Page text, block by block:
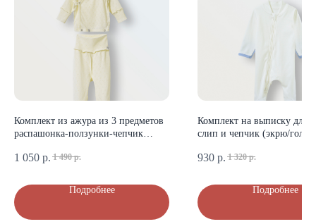
Комплект из ажура из 3 предметов
распашонка-ползунки-чепчик
1 050 р. 1 490 р.
Подробнее
Комплект на выписку для
слип и чепчик (экрю/
930 р. 1 320 р.
Подробнее
Готовые подборки
Комплекты на выписку
mikiniki-shop@yandex.ru
КОНТАКТЫ
ДОКУМЕНТЫ